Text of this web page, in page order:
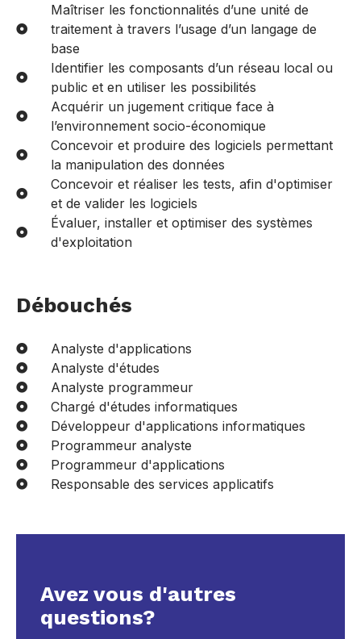
Maîtriser les fonctionnalités d’une unité de
traitement à travers l’usage d’un langage de
base
Identifier les composants d’un réseau local ou
public et en utiliser les possibilités
Acquérir un jugement critique face à
l’environnement socio-économique
Concevoir et produire des logiciels permettant
la manipulation des données
Concevoir et réaliser les tests, afin d'optimiser
et de valider les logiciels
Évaluer, installer et optimiser des systèmes
d'exploitation
Débouchés
Analyste d'applications
Analyste d'études
Analyste programmeur
Chargé d'études informatiques
Développeur d'applications informatiques
Programmeur analyste
Programmeur d'applications
Responsable des services applicatifs
Avez vous d'autres
questions?